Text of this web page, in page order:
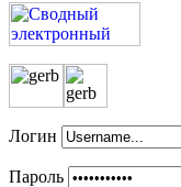
Логин
Пароль